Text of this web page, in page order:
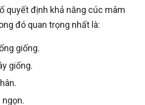
quyết định khả năng cúc mâm
đó quan trọng nhất là:
giống.
giống.